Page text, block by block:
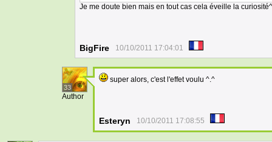
Je me doute bien mais en tout cas cela éveille la
BigFire 10/10/2011 17:04:01
33
Author
super alors, c'est l'effet voulu ^.^
Esteryn 10/10/2011 17:08:55